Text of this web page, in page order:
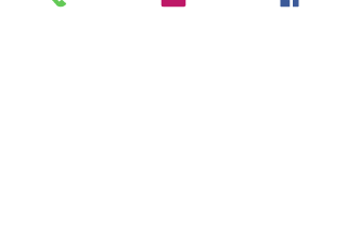
ladylafee.emilie@gmail.com